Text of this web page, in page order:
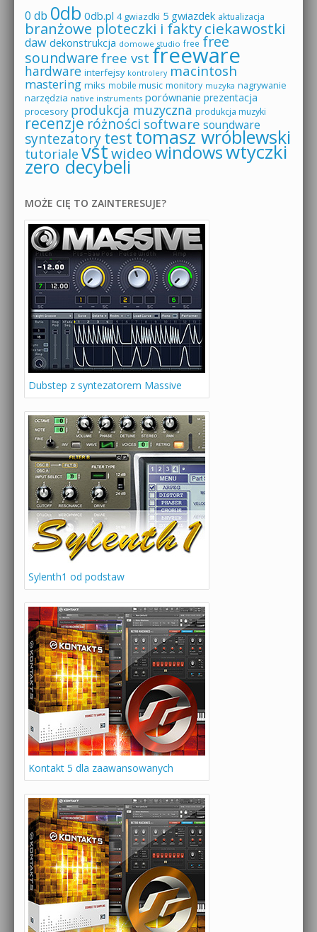
0 db 0db 0db.pl 4 gwiazdki 5 gwiazdek aktualizacja
branżowe ploteczki i faktyciekawostki
daw dekonstrukcja domowe studio free free
soundware free vst freeware
hardware interfejsy kontrolery macintosh
mastering miks mobile music monitory muzyka nagrywanie
narzędzia native instruments porównanie prezentacja
procesory produkcja muzyczna produkcja muzyki
recenzje różności software soundware
syntezatorytesttomasz wróblewski
tutoriale vstwideowindowswtyczki
zero decybeli
MOŻE CIĘ TO ZAINTERESUJE?
Dubstep z syntezatorem Massive
Sylenth1 od podstaw
Kontakt 5 dla zaawansowanych